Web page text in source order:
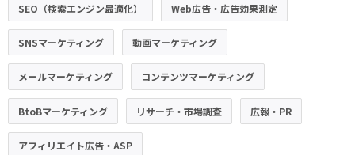
SEO（検索エンジン最適化） Web広告・広告効果測定
SNSマーケティング 動画マーケティング
メールマーケティング コンテンツマーケティング
BtoBマーケティング リサーチ・市場調査 広報・PR
アフィリエイト広告・ASP